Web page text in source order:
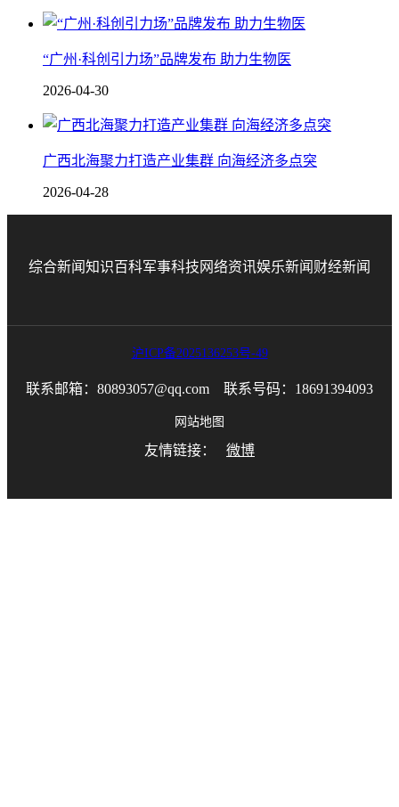
“广州·科创引力场”品牌发布 助力生物医
2026-04-30
广西北海聚力打造产业集群 向海经济多点突
2026-04-28
综合新闻知识百科军事科技 网络资讯娱乐新闻 财经新闻
沪ICP备2025136253号-49
联系邮箱：80893057@qq.com 联系号码：18691394093
网站地图
友情链接： 微博